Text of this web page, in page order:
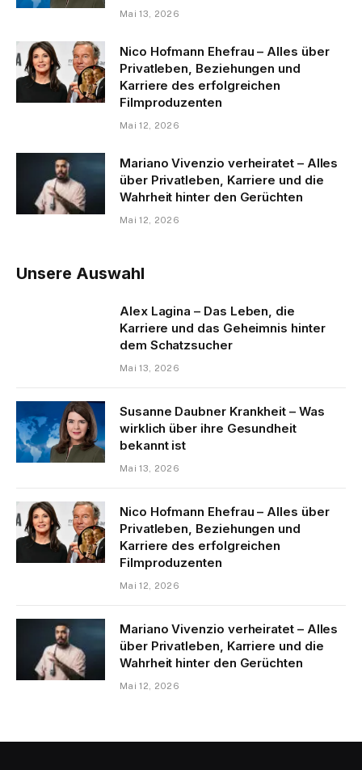
Mai 13, 2026
Nico Hofmann Ehefrau – Alles über
Privatleben, Beziehungen und
Karriere des erfolgreichen
Filmproduzenten
Mai 12, 2026
Mariano Vivenzio verheiratet – Alles
über Privatleben, Karriere und die
Wahrheit hinter den Gerüchten
Mai 12, 2026
Unsere Auswahl
Alex Lagina – Das Leben, die
Karriere und das Geheimnis hinter
dem Schatzsucher
Mai 13, 2026
Susanne Daubner Krankheit – Was
wirklich über ihre Gesundheit
bekannt ist
Mai 13, 2026
Nico Hofmann Ehefrau – Alles über
Privatleben, Beziehungen und
Karriere des erfolgreichen
Filmproduzenten
Mai 12, 2026
Mariano Vivenzio verheiratet – Alles
über Privatleben, Karriere und die
Wahrheit hinter den Gerüchten
Mai 12, 2026